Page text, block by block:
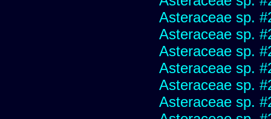
Asteraceae sp.
Asteraceae sp.
Asteraceae sp.
Asteraceae sp.
Asteraceae sp.
Asteraceae sp.